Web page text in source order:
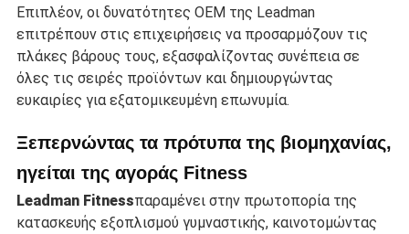
Επιπλέον, οι δυνατότητες OEM της Leadman
επιτρέπουν στις επιχειρήσεις να προσαρμόζουν τις
πλάκες βάρους τους, εξασφαλίζοντας συνέπεια σε
όλες τις σειρές προϊόντων και δημιουργώντας
ευκαιρίες για εξατομικευμένη επωνυμία.
Ξεπερνώντας τα πρότυπα της βιομηχανίας,
ηγείται της αγοράς Fitness
Leadman Fitnessπαραμένει στην πρωτοπορία της
κατασκευής εξοπλισμού γυμναστικής, καινοτομώντας